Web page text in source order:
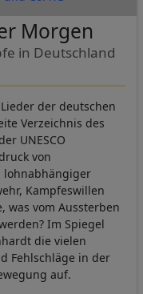
Morgen
in Deutschland
der deutschen
Verzeichnis des
UNESCO
von
lohnabhängiger
Kampfeswillen
was vom Aussterben
Im Spiegel
die vielen
Fehlschläge in der
auf.